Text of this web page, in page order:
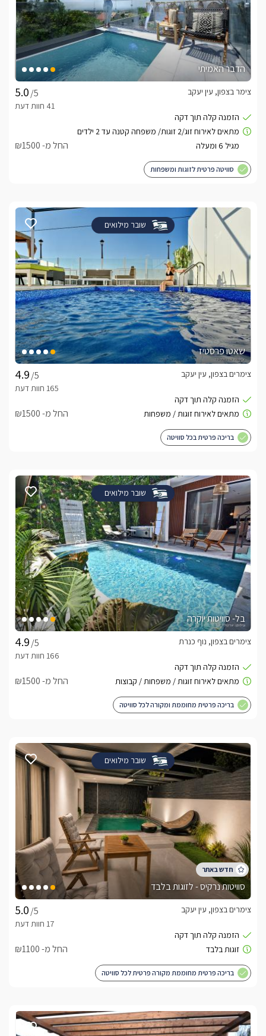
הדבר האמיתי
/5
צימר בצפון, עין יעקב
החל מ- ₪1500
סוויטה פרטית לזוגות ומשפחות
שובר מילואים
שאטו פרסטיז
/5
צימרים בצפון, עין יעקב
החל מ- ₪1500
בריכה פרטית בכל סוויטה
שובר מילואים
בל- סוויטות יוקרה
/5
צימרים בצפון, נוף כנרת
החל מ- ₪1500
בריכה פרטית מחוממת ומקורה לכל סוויטה
שובר מילואים
סוויטות נרקיס - לזוגות בלבד
/5
צימרים בצפון, עין יעקב
החל מ- ₪1100
בריכה פרטית מחוממת מקורה פרטית לכל סוויטה